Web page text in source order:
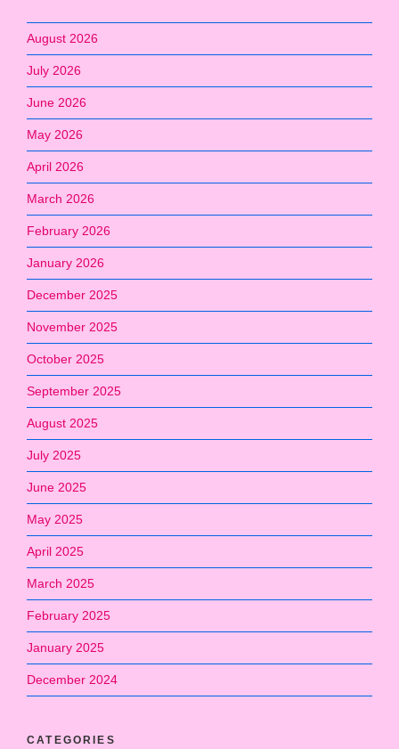
August 2026
July 2026
June 2026
May 2026
April 2026
March 2026
February 2026
January 2026
December 2025
November 2025
October 2025
September 2025
August 2025
July 2025
June 2025
May 2025
April 2025
March 2025
February 2025
January 2025
December 2024
CATEGORIES